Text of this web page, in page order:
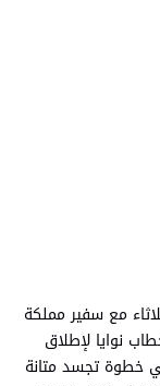
مع سفير مملكة
نوايا لإطلاق
5.5 مليون يورو، في خطوة تجسد متانة